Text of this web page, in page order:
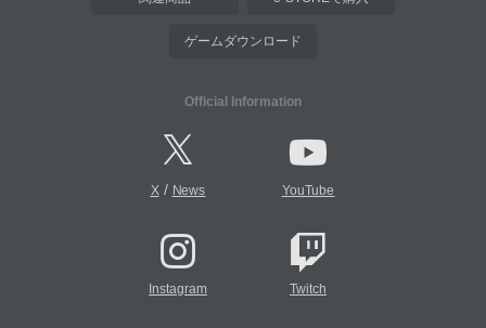
ゲームダウンロード
Official Information
X/ News YouTube
Instagram Twitch